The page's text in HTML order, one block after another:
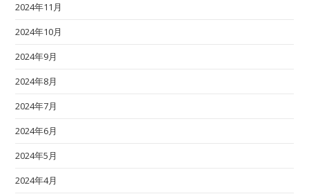
2024年11月
2024年10月
2024年9月
2024年8月
2024年7月
2024年6月
2024年5月
2024年4月